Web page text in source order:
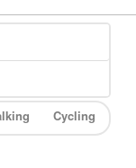
Cycling